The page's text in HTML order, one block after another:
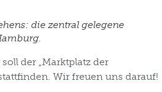
die zentral gelegene
der „Marktplatz der
Wir freuen uns darauf!